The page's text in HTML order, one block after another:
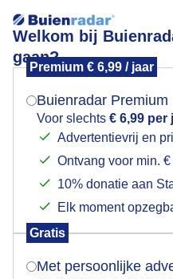
Welkom bij
gaan?
Premium € 6,99 / jaar
Buienradar Premium
Voor slechts € 6,99 per
Advertentievrij en
Ontvang voor min.
10% donatie aan
Elk moment
Gratis
Met persoonlijke
Wolken en vliegtuigen
Mogen we je
Indien je hier nog geen
verschijnt er zo een
Is goed,